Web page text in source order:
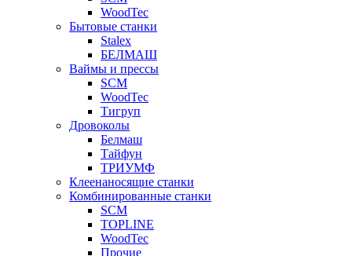
WoodTec
Бытовые станки
Stalex
БЕЛМАШ
Ваймы и прессы
SCM
WoodTec
Тигруп
Дровоколы
Белмаш
Тайфун
ТРИУМФ
Клеенаносящие станки
Комбинированные станки
SCM
TOPLINE
WoodTec
Прочие